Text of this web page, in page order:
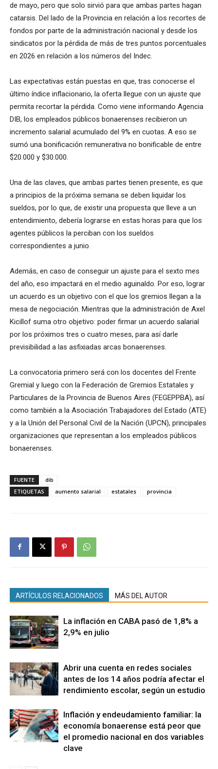
de mayo, pero que solo sirvió para que ambas partes hagan
catarsis. Del lado de la Provincia en relación a los recortes de
fondos por parte de la administración nacional y desde los
sindicatos por la pérdida de más de tres puntos porcentuales
en 2026 en relación a los números del Indec.
Las expectativas están puestas en que, tras conocerse el
último índice inflacionario, la oferta llegue con un ajuste que
permita recortar la pérdida. Como viene informando Agencia
DIB, los empleados públicos bonaerenses recibieron un
incremento salarial acumulado del 9% en cuotas. A eso se
sumó una bonificación remunerativa no bonificable de entre
$20.000 y $30.000.
Una de las claves, que ambas partes tienen presente, es que
a principios de la próxima semana se deben liquidar los
sueldos, por lo que, de existir una propuesta que lleve a un
entendimiento, debería lograrse en estas horas para que los
agentes públicos la perciban con los sueldos
correspondientes a junio.
Además, en caso de conseguir un ajuste para el sexto mes
del año, eso impactará en el medio aguinaldo. Por eso, lograr
un acuerdo es un objetivo con el que los gremios llegan a la
mesa de negociación. Mientras que la administración de Axel
Kicillof suma otro objetivo: poder firmar un acuerdo salarial
por los próximos tres o cuatro meses, para así darle
previsibilidad a las asfixiadas arcas bonaerenses.
La convocatoria primero será con los docentes del Frente
Gremial y luego con la Federación de Gremios Estatales y
Particulares de la Provincia de Buenos Aires (FEGEPPBA), así
como también a la Asociación Trabajadores del Estado (ATE)
y a la Unión del Personal Civil de la Nación (UPCN), principales
organizaciones que representan a los empleados públicos
bonaerenses.
FUENTE
dib
ETIQUETAS
aumento salarial estatales provincia
ARTÍCULOS RELACIONADOS MÁS DEL AUTOR
La inflación en CABA pasó de 1,8% a
2,9% en julio
Abrir una cuenta en redes sociales
antes de los 14 años podría afectar el
rendimiento escolar, según un estudio
Inflación y endeudamiento familiar: la
economía bonaerense está peor que
el promedio nacional en dos variables
clave